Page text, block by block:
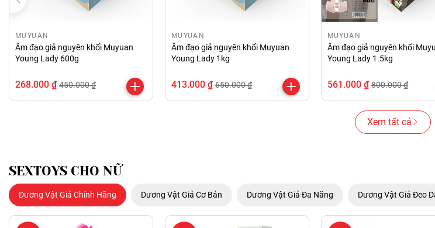
MUYUAN
Âm đạo giả nguyên khối Muyuan
Young Lady 600g
268.000 ₫ 450.000 ₫
MUYUAN
Âm đạo giả nguyên khối Muyuan
Young Lady 1kg
413.000 ₫ 650.000 ₫
MUYUAN
Âm đạo giả nguyên khối
Young Lady 1.5kg
561.000 ₫ 800.000 ₫
Xem tất cả
SEXTOYS CHO NỮ
Dương Vật Giả Chính Hãng Dương Vật Giả Cơ Bản Dương Vật Giả Đa Năng Dương Vật Giả Đeo